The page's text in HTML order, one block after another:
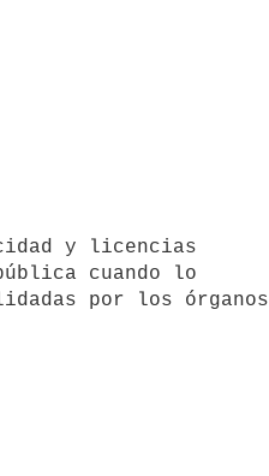
cuando lo
por los órganos